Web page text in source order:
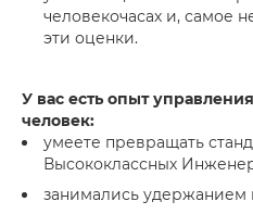
человекочасах и, самое
эти оценки.
У вас есть опыт
человек:
умеете превращать
Высококлассных
занимались удержанием